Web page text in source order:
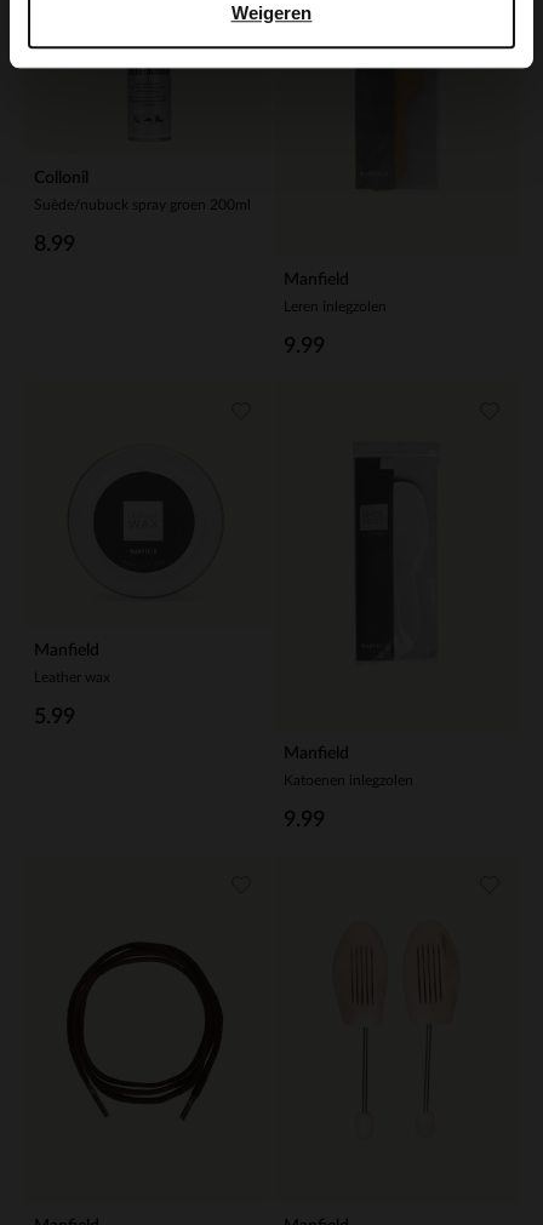
Weigeren
Collonil
Suède/nubuck spray groen 200ml
8.99
Manfield
Leren inlegzolen
9.99
Manfield
Leather wax
5.99
Manfield
Katoenen inlegzolen
9.99